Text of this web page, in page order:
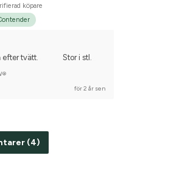
köpare
efter tvätt. Stor i stl.
för 2 år sen
(4)